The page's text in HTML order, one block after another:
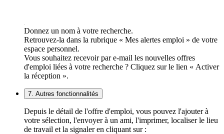
Donnez un nom à votre recherche.
Retrouvez-la dans la rubrique « Mes alertes emploi » de votre
espace personnel.
Vous souhaitez recevoir par e-mail les nouvelles offres
d'emploi liées à votre recherche ? Cliquez sur le lien « Activer
la réception ».
7. Autres fonctionnalités
Depuis le détail de l'offre d'emploi, vous pouvez l'ajouter à
votre sélection, l'envoyer à un ami, l'imprimer, localiser le lieu
de travail et la signaler en cliquant sur :